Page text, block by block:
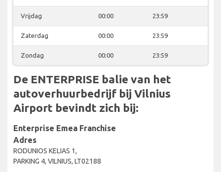
Vrijdag 00:00 23:59
Zaterdag 00:00 23:59
Zondag 00:00 23:59
De ENTERPRISE balie van het
autoverhuurbedrijf bij Vilnius
Airport bevindt zich bij:
Enterprise Emea Franchise
Adres
RODUNIOS KELIAS 1,
PARKING 4, VILNIUS, LT02188